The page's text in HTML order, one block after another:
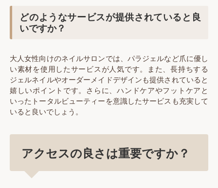
どのようなサービスが提供されていると良
いですか？
大人女性向けのネイルサロンでは、パラジェルなど爪に優し
い素材を使用したサービスが人気です。また、長持ちする
ジェルネイルやオーダーメイドデザインも提供されていると
嬉しいポイントです。さらに、ハンドケアやフットケアと
いったトータルビューティーを意識したサービスも充実して
いると良いでしょう。
アクセスの良さは重要ですか？